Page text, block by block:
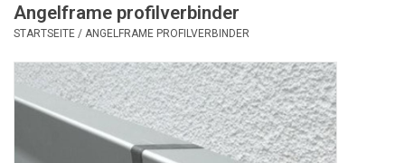
Rufen Sie uns an +32 3 353 67 63
Angelframe profilverbinder
STARTSEITE / ANGELFRAME PROFILVERBINDER